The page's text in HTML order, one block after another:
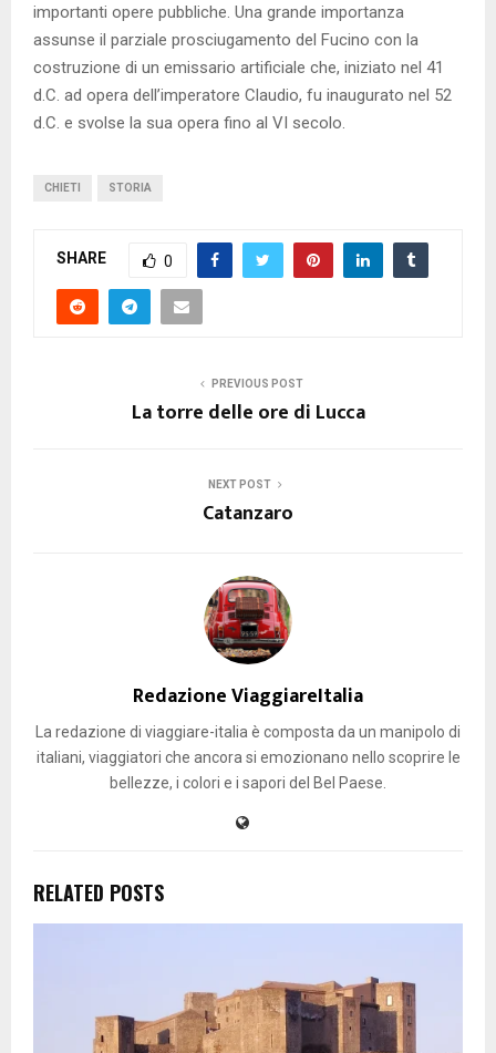
importanti opere pubbliche. Una grande importanza
assunse il parziale prosciugamento del Fucino con la
costruzione di un emissario artificiale che, iniziato nel 41
d.C. ad opera dell’imperatore Claudio, fu inaugurato nel 52
d.C. e svolse la sua opera fino al VI secolo.
CHIETI STORIA
SHARE 0
PREVIOUS POST
La torre delle ore di Lucca
NEXT POST
Catanzaro
Redazione ViaggiareItalia
La redazione di viaggiare-italia è composta da un manipolo di
italiani, viaggiatori che ancora si emozionano nello scoprire le
bellezze, i colori e i sapori del Bel Paese.
RELATED POSTS